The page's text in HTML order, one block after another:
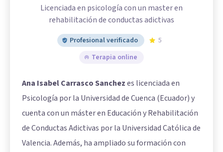
Licenciada en psicología con un master en
rehabilitación de conductas adictivas
Profesional verificado
5
Terapia online
Ana Isabel Carrasco Sanchezes licenciada en
Psicología por la Universidad de Cuenca (Ecuador) y
cuenta con un máster en Educación y Rehabilitación
de Conductas Adictivas por la Universidad Católica de
Valencia. Además, ha ampliado su formación con